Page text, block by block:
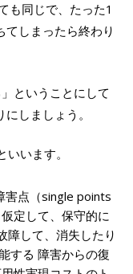
も同じで、たった1
しまったら終わり
ということにして
しましょう。
います。
害点（single points
定して、保守的に
障して、消失したり
する 障害からの復